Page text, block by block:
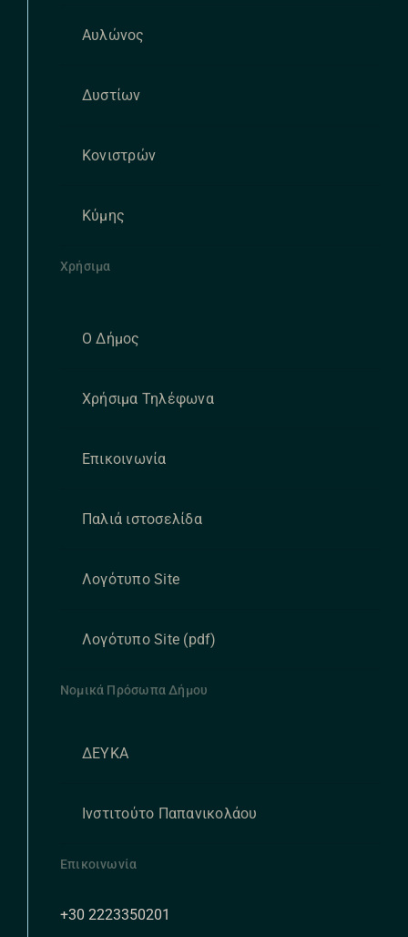
Αυλώνος
Δυστίων
Κονιστρών
Κύμης
Χρήσιμα
Ο Δήμος
Χρήσιμα Τηλέφωνα
Επικοινωνία
Παλιά ιστοσελίδα
Λογότυπο Site
Λογότυπο Site (pdf)
Νομικά Πρόσωπα Δήμου
ΔΕΥΚΑ
Ινστιτούτο Παπανικολάου
Επικοινωνία
+30 2223350201